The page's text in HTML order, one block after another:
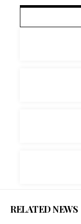
RELATED NEWS